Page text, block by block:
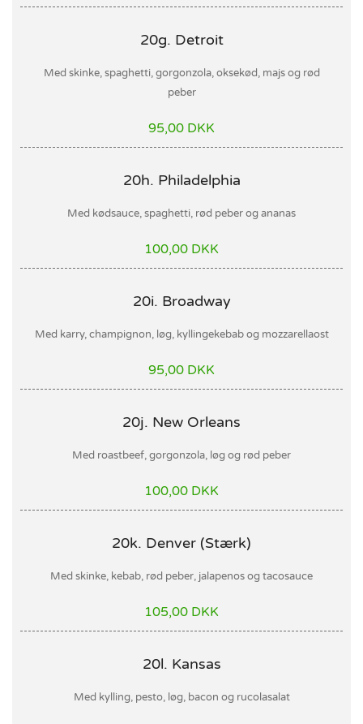
20g. Detroit
Med skinke, spaghetti, gorgonzola, oksekød, majs og rød
peber
95,00 DKK
20h. Philadelphia
Med kødsauce, spaghetti, rød peber og ananas
100,00 DKK
20i. Broadway
Med karry, champignon, løg, kyllingekebab og mozzarellaost
95,00 DKK
20j. New Orleans
Med roastbeef, gorgonzola, løg og rød peber
100,00 DKK
20k. Denver (Stærk)
Med skinke, kebab, rød peber, jalapenos og tacosauce
105,00 DKK
20l. Kansas
Med kylling, pesto, løg, bacon og rucolasalat